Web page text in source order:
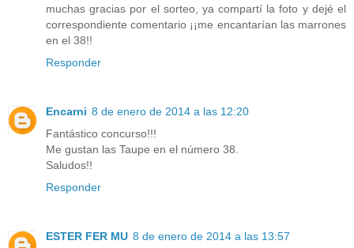
muchas gracias por el sorteo, ya compartí la foto y dejé el
correspondiente comentario ¡¡me encantarían las marrones
en el 38!!
Responder
Encarni 8 de enero de 2014 a las 12:20
Fantástico concurso!!!
Me gustan las Taupe en el número 38.
Saludos!!
Responder
ESTER FER MU 8 de enero de 2014 a las 13:57